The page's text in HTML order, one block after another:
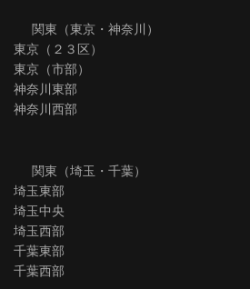
関東（東京・神奈川）
東京（２３区）
東京（市部）
神奈川東部
神奈川西部
関東（埼玉・千葉）
埼玉東部
埼玉中央
埼玉西部
千葉東部
千葉西部